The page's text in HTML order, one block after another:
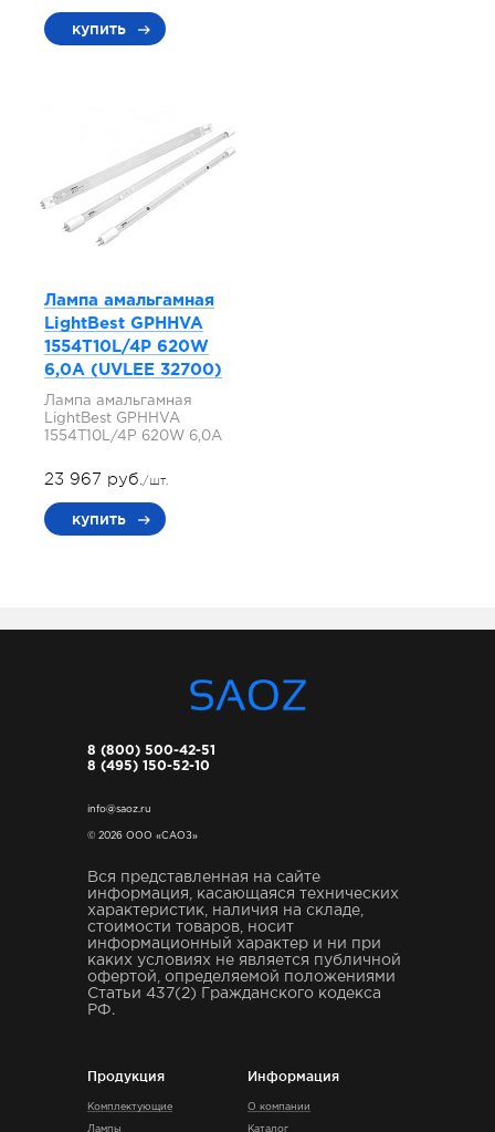
купить
Лампа амальгамная
LightBest GPHHVA
1554T10L/4P 620W
6,0A (UVLEE 32700)
Лампа амальгамная
LightBest GPHHVA
1554T10L/4P 620W 6,0A
23 967 руб./шт.
купить
8 (800) 500-42-51
8 (495) 150-52-10
info@saoz.ru
© 2026 ООО «САОЗ»
Вся представленная на сайте
информация, касающаяся технических
характеристик, наличия на складе,
стоимости товаров, носит
информационный характер и ни при
каких условиях не является публичной
офертой, определяемой положениями
Статьи 437(2) Гражданского кодекса
РФ.
Продукция
Комплектующие
Лампы
Информация
О компании
Каталог